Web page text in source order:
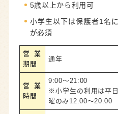
5歳以上から利用可
小学生以下は保護者1名
が必須
営業
期間
通年
営業
時間
9:00～21:00
※小学生の利用は平
曜のみ12:00〜20:00